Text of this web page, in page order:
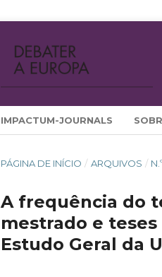
IMPACTUM-JOURNALS
PÁGINA DE INÍCIO / ARQUIVOS /
A frequência do
mestrado e
Estudo Geral da